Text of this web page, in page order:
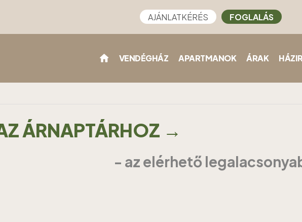
AJÁNLATKÉRÉS FOGLALÁS
VENDÉGHÁZ APARTMANOK ÁRAK
ÁRNAPTÁRHOZ →
- az elérhető